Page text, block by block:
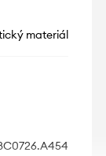
materiál